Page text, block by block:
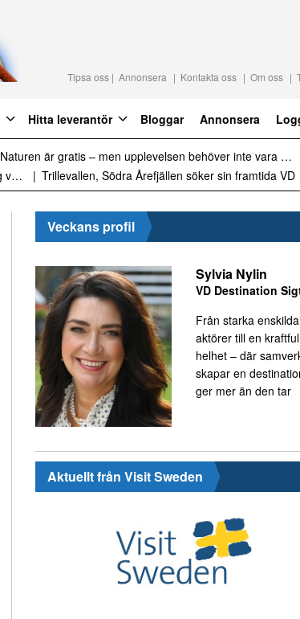
Tipsa oss Annonsera Kontakta oss Om oss
Hitta leverantör Bloggar Annonsera
Det är inte för många turister. Det är för lite styrning
Sammanfattning av nyheter om svensk besöksnäring vecka 28 2026
Veckans profil
Sylvia Nylin
VD Destination
Från starka enskilda
aktörer till en
helhet – där
skapar en
ger mer än den tar
Aktuellt från Visit Sweden